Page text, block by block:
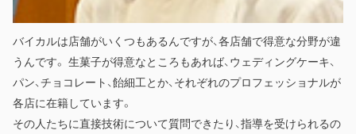
バイカルは店舗がいくつもあるんですが、各店舗で得意な分野が違
うんです。 生菓子が得意なところもあれば、ウェディングケーキ、
パン、チョコレート、飴細工とか、それぞれのプロフェッショナルが
各店に在籍しています。
その人たちに直接技術について質問できたり、指導を受けられるの